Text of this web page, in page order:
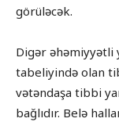
görüləcək.
Digər əhəmiyyətli
tabeliyində olan
vətəndaşa tibbi
bağlıdır. Belə